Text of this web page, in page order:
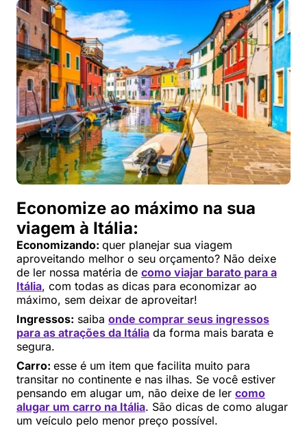
Economize ao máximo na sua
viagem à Itália:
Economizando: quer planejar sua viagem
aproveitando melhor o seu orçamento? Não deixe
de ler nossa matéria de como viajar barato para a
Itália, com todas as dicas para economizar ao
máximo, sem deixar de aproveitar!
Ingressos: saiba onde comprar seus ingressos
para as atrações da Itália da forma mais barata e
segura.
Carro: esse é um item que facilita muito para
transitar no continente e nas ilhas. Se você estiver
pensando em alugar um, não deixe de ler como
alugar um carro na Itália. São dicas de como alugar
um veículo pelo menor preço possível.